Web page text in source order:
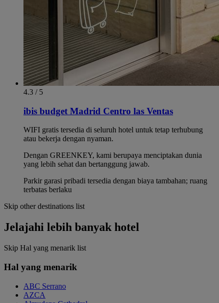
4.3 / 5
ibis budget Madrid Centro las Ventas
WIFI gratis tersedia di seluruh hotel untuk tetap terhubung
atau bekerja dengan nyaman.
Dengan GREENKEY, kami berupaya menciptakan dunia
yang lebih sehat dan bertanggung jawab.
Parkir garasi pribadi tersedia dengan biaya tambahan; ruang
terbatas berlaku
Skip other destinations list
Jelajahi lebih banyak hotel
Skip Hal yang menarik list
Hal yang menarik
ABC Serrano
AZCA